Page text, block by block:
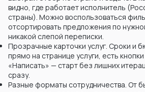
видно, где работает исполнитель
страны). Можно воспользоваться
отсортировать предложения по
никакой слепой переписки.
Прозрачные карточки услуг. Сроки и
прямо на странице услуги, есть кнопки
«Написать» — старт без лишних
сразу.
Разные форматы сотрудничества. От